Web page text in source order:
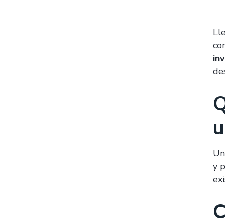
y